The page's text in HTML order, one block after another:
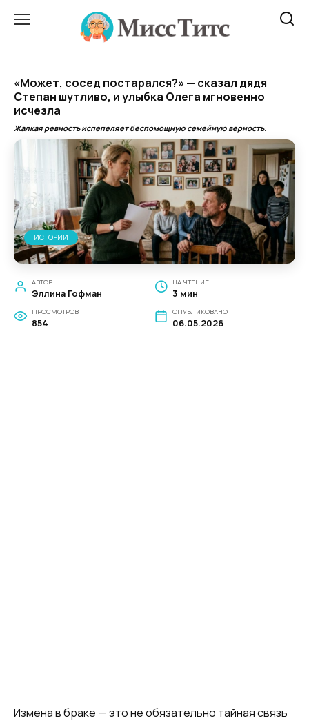
«Может, сосед постарался?» — сказал дядя
Степан шутливо, и улыбка Олега мгновенно
исчезла
Жалкая ревность испепеляет беспомощную семейную верность.
ИСТОРИИ
АВТОР
Эллина Гофман
НА ЧТЕНИЕ
3 мин
ПРОСМОТРОВ
854
ОПУБЛИКОВАНО
06.05.2026
Измена в браке — это не обязательно тайная связь